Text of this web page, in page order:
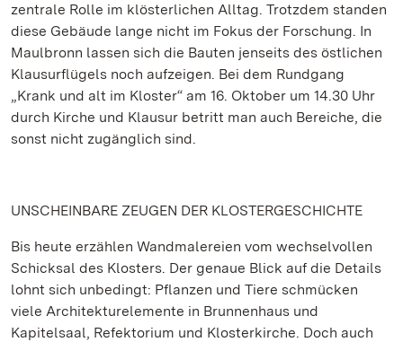
zentrale Rolle im klösterlichen Alltag. Trotzdem standen
diese Gebäude lange nicht im Fokus der Forschung. In
Maulbronn lassen sich die Bauten jenseits des östlichen
Klausurflügels noch aufzeigen. Bei dem Rundgang
„Krank und alt im Kloster“ am 16. Oktober um 14.30 Uhr
durch Kirche und Klausur betritt man auch Bereiche, die
sonst nicht zugänglich sind.
UNSCHEINBARE ZEUGEN DER KLOSTERGESCHICHTE
Bis heute erzählen Wandmalereien vom wechselvollen
Schicksal des Klosters. Der genaue Blick auf die Details
lohnt sich unbedingt: Pflanzen und Tiere schmücken
viele Architekturelemente in Brunnenhaus und
Kapitelsaal, Refektorium und Klosterkirche. Doch auch